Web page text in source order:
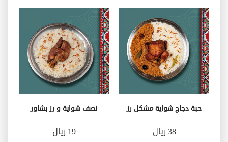
حبة دجاج شواية مشكل رز
38 ريال
نصف شواية و رز بشاور
19 ريال